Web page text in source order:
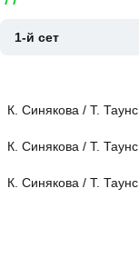
1-й сет